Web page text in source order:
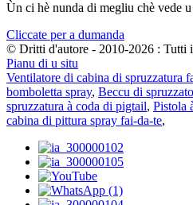
Ùn ci hè nunda di megliu chè vede
Cliccate per a dumanda
© Dritti d'autore - 2010-2026 : Tutti
Pianu di u situ
Ventilatore di cabina di spruzzatura
bomboletta spray, Beccu di
spruzzatura à coda di pigtail, Pistola
cabina di pittura spray fai-da-te,